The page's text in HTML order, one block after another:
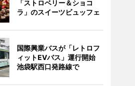
「ストロベリー＆ショコ
ラ」のスイーツビュッフェ
国際興業バスが「レトロフ
ィットEVバス」運行開始
池袋駅西口発路線で